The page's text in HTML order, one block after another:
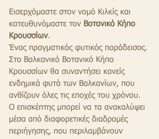
Εισερχόμαστε στον νομό Κιλκίς και
κατευθυνόμαστε τον Βοτανικό Κήπο
Κρουσσίων.
Ένας πραγματικός φυτικός παράδεισος.
Στο Βαλκανικό Βοτανικό Κήπο
Κρουσσίων θα συναντήσει κανείς
ενδημικά φυτά των Βαλκανίων, που
ανθίζουν όλες τις εποχές του χρόνου.
Ο επισκέπτης μπορεί να τα ανακαλύψει
μέσα από διαφορετικές διαδρομές
περιήγησης, που περιλαμβάνουν